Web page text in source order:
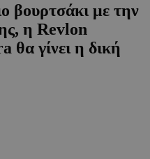
βουρτσάκι με την
η Revlon
γίνει η δική